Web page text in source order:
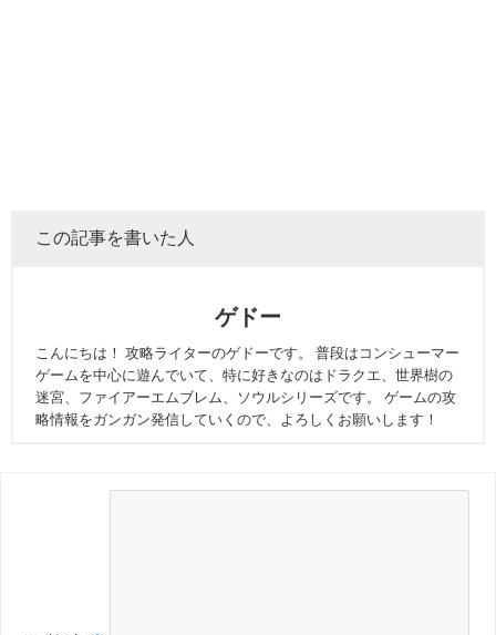
この記事を書いた人
ゲドー
こんにちは！ 攻略ライターのゲドーです。 普段はコンシューマー
ゲームを中心に遊んでいて、特に好きなのはドラクエ、世界樹の
迷宮、ファイアーエムブレム、ソウルシリーズです。 ゲームの攻
略情報をガンガン発信していくので、よろしくお願いします！